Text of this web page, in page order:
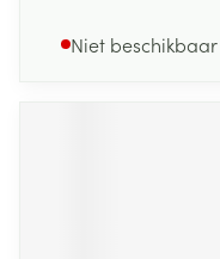
Niet beschikbaar